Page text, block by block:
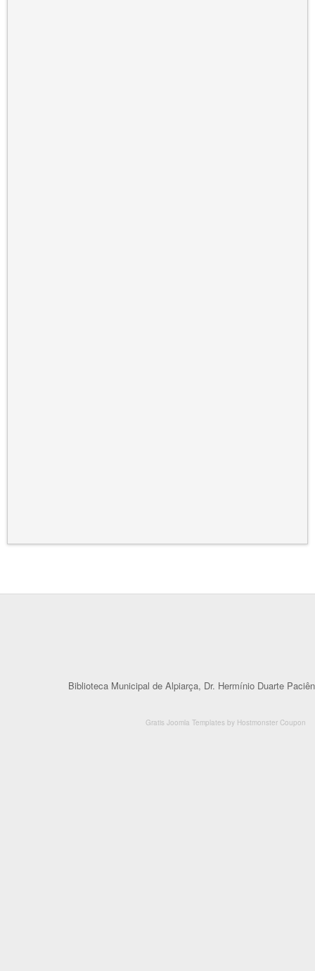
Gratis Joomla Templatesby Hostmonster Coupon
Biblioteca Municipal de Alpiarça, Dr. Hermínio Duarte